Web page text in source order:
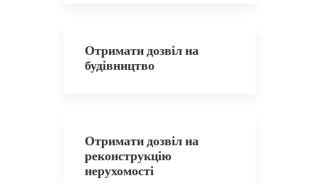
Отримати дозвіл на
будівництво
Отримати дозвіл на
реконструкцію
нерухомості